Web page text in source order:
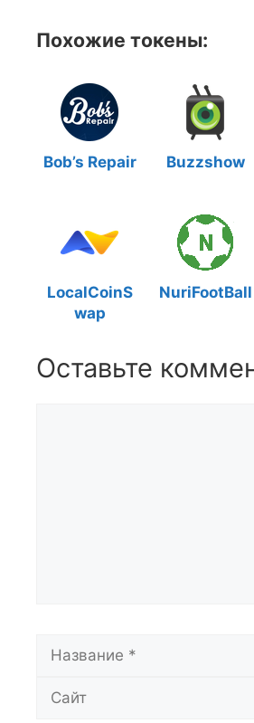
Похожие токены:
Bob’s Repair Buzzshow
LocalCoinS
wap
NuriFootBall
Оставьте